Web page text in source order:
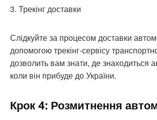
3. Трекінг доставки
Слідкуйте за процесом доставки
допомогою трекінг-сервісу
дозволить вам знати, де знаходиться
коли він прибуде до України.
Крок 4: Розмитнення